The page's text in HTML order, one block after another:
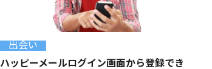
出会い
ハッピーメールログイン画面から登録でき